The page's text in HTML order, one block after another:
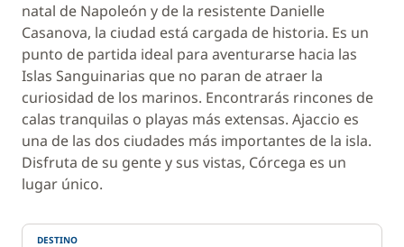
natal de Napoleón y de la resistente Danielle
Casanova, la ciudad está cargada de historia. Es un
punto de partida ideal para aventurarse hacia las
Islas Sanguinarias que no paran de atraer la
curiosidad de los marinos. Encontrarás rincones de
calas tranquilas o playas más extensas. Ajaccio es
una de las dos ciudades más importantes de la isla.
Disfruta de su gente y sus vistas, Córcega es un
lugar único.
DESTINO